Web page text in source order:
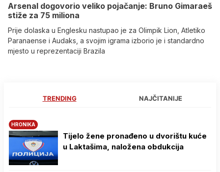
Arsenal dogovorio veliko pojačanje: Bruno Gimaraeš
stiže za 75 miliona
Prije dolaska u Englesku nastupao je za Olimpik Lion, Atletiko
Paranaense i Audaks, a svojim igrama izborio je i standardno
mjesto u reprezentaciji Brazila
TRENDING NAJČITANIJE
HRONIKA
Tijelo žene pronađeno u dvorištu kuće
u Laktašima, naložena obdukcija